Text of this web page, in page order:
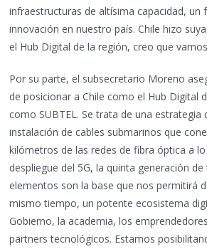
infraestructuras de altísima capacidad,
innovación en nuestro país. Chile hizo
el Hub Digital de la región, creo que
Por su parte, el subsecretario Moreno
de posicionar a Chile como el Hub Digital
como SUBTEL. Se trata de una
instalación de cables submarinos que
kilómetros de las redes de fibra óptica a
despliegue del 5G, la quinta generación
elementos son la base que nos permitirá
mismo tiempo, un potente ecosistema
Gobierno, la academia, los
partners tecnológicos. Estamos